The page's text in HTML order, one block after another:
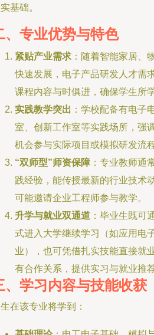
基础。
、专业优势与特色
紧贴产业需求 ：随着智能家居、
快速发展，电子产品研发人才需
课程内容与时俱进，确保学生所
实践教学突出 ：学校配备有电子
室、创新工作室等实践场所，强
机会参与实际项目或模拟研发流
“双师型”师资保障 ：专业教师通
践经验，能传授最新的行业技术
可能邀请企业工程师参与教学。
升学与就业双通道 ：毕业生既可
式进入大学继续学习（如应用电
业），也可凭借扎实技能直接就
有合作关系，提供实习与就业推
、学习内容与技能收获
在该专业将学到：